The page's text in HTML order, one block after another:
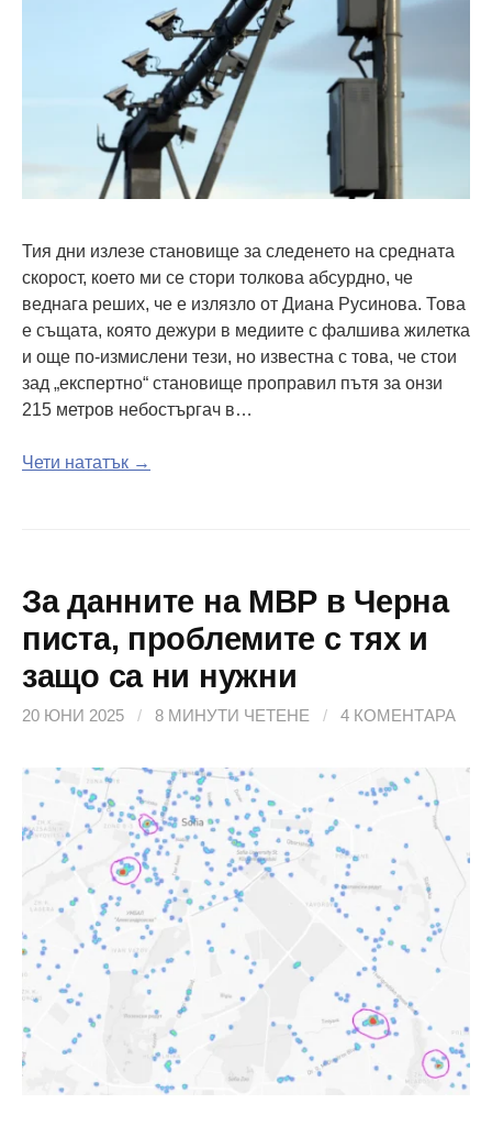
Тия дни излезе становище за следенето на средната
скорост, което ми се стори толкова абсурдно, че
веднага реших, че е излязло от Диана Русинова. Това
е същата, която дежури в медиите с фалшива жилетка
и още по-измислени тези, но известна с това, че стои
зад „експертно“ становище проправил пътя за онзи
215 метров небостъргач в…
Чети нататък →
За данните на МВР в Черна
писта, проблемите с тях и
защо са ни нужни
20 ЮНИ 2025 / 8 МИНУТИ ЧЕТЕНЕ / 4 КОМЕНТАРА